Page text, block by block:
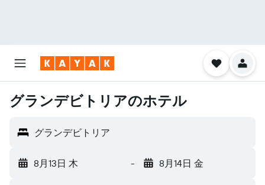
グランデビトリアのホテル
グランデビトリア
8月13日 木 - 8月14日 金